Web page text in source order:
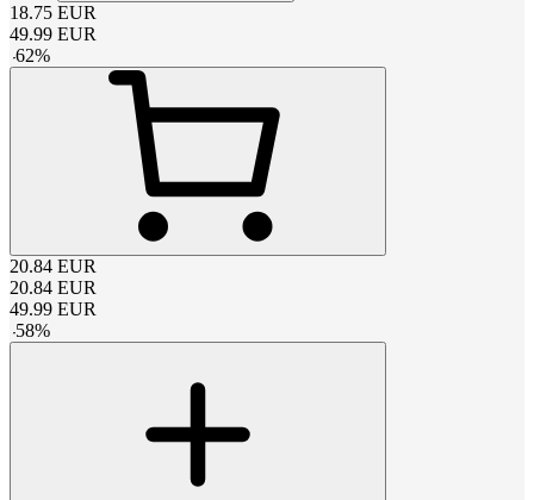
18.75 EUR
49.99 EUR
-62%
20.84 EUR
20.84 EUR
49.99 EUR
-58%